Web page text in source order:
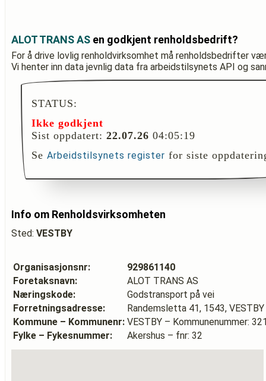
ALOT TRANS AS en godkjent renholdsbedrift?
For å drive lovlig renholdvirksomhet må renholdsbedrifter
Vi henter inn data jevnlig data fra arbeidstilsynets API og
STATUS:
Ikke godkjent
Sist oppdatert: 22.07.26 04:05:19
Se Arbeidstilsynets register for siste
Info om Renholdsvirksomheten
Sted: VESTBY
Organisasjonsnr:
929861140
Foretaksnavn:
ALOT TRANS AS
Næringskode:
Godstransport på vei
Forretningsadresse:
Randemsletta 41, 1543, VESTBY
Kommune – Kommunenr: VESTBY – Kommunenummer:
Fylke – Fykesnummer:
Akershus – fnr: 32